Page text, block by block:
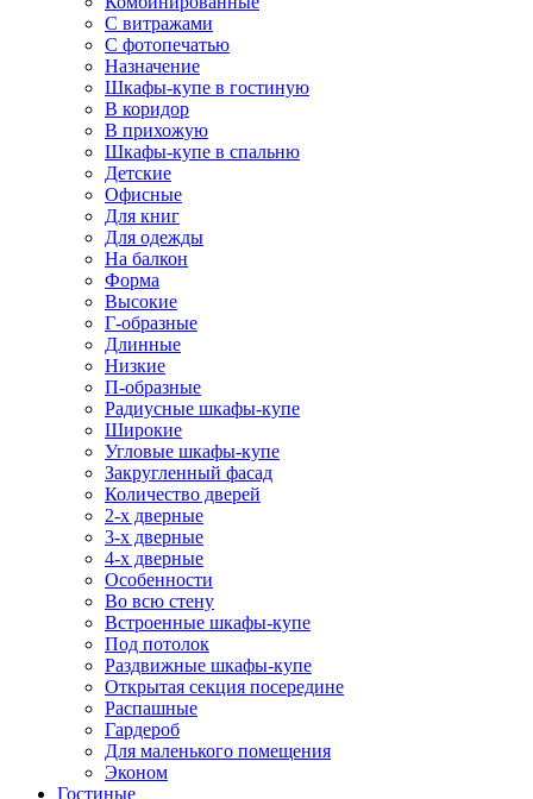
С витражами
С фотопечатью
Назначение
Шкафы-купе в гостиную
В коридор
В прихожую
Шкафы-купе в спальню
Детские
Офисные
Для книг
Для одежды
На балкон
Форма
Высокие
Г-образные
Длинные
Низкие
П-образные
Радиусные шкафы-купе
Широкие
Угловые шкафы-купе
Закругленный фасад
Количество дверей
2-х дверные
3-х дверные
4-х дверные
Особенности
Во всю стену
Встроенные шкафы-купе
Под потолок
Раздвижные шкафы-купе
Открытая секция посередине
Распашные
Гардероб
Для маленького помещения
Эконом
Гостиные